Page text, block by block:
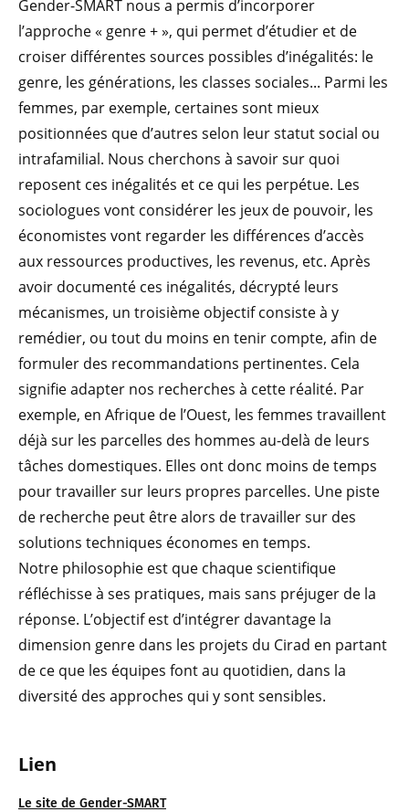
Lien
Le site de Gender-SMART
Gender-SMART nous a permis d’incorporer
l’approche « genre + », qui permet d’étudier et de
croiser différentes sources possibles d’inégalités: le
genre, les générations, les classes sociales... Parmi les
femmes, par exemple, certaines sont mieux
positionnées que d’autres selon leur statut social ou
intrafamilial. Nous cherchons à savoir sur quoi
reposent ces inégalités et ce qui les perpétue. Les
sociologues vont considérer les jeux de pouvoir, les
économistes vont regarder les différences d’accès
aux ressources productives, les revenus, etc. Après
avoir documenté ces inégalités, décrypté leurs
mécanismes, un troisième objectif consiste à y
remédier, ou tout du moins en tenir compte, afin de
formuler des recommandations pertinentes. Cela
signifie adapter nos recherches à cette réalité. Par
exemple, en Afrique de l’Ouest, les femmes travaillent
déjà sur les parcelles des hommes au-delà de leurs
tâches domestiques. Elles ont donc moins de temps
pour travailler sur leurs propres parcelles. Une piste
de recherche peut être alors de travailler sur des
solutions techniques économes en temps.
Notre philosophie est que chaque scientifique
réfléchisse à ses pratiques, mais sans préjuger de la
réponse. L’objectif est d’intégrer davantage la
dimension genre dans les projets du Cirad en partant
de ce que les équipes font au quotidien, dans la
diversité des approches qui y sont sensibles.